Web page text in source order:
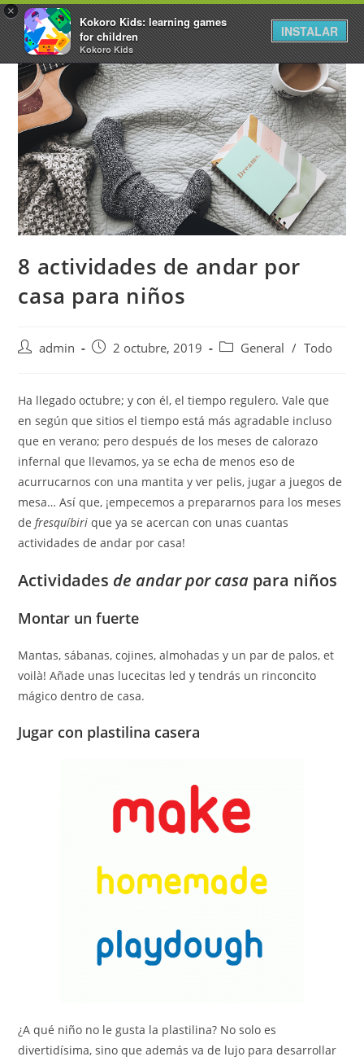
×
Kokoro Kids: learning games
for children
Kokoro Kids
INSTALAR
8 actividades de andar por
casa para niños
admin 2 octubre, 2019 General / Todo
Ha llegado octubre; y con él, el tiempo regulero. Vale que
en según que sitios el tiempo está más agradable incluso
que en verano; pero después de los meses de calorazo
infernal que llevamos, ya se echa de menos eso de
acurrucarnos con una mantita y ver pelis, jugar a juegos de
mesa… Así que, ¡empecemos a prepararnos para los meses
defresquíbiri que ya se acercan con unas cuantas
actividades de andar por casa!
Actividades de andar por casa para niños
Montar un fuerte
Mantas, sábanas, cojines, almohadas y un par de palos, et
voilà! Añade unas lucecitas led y tendrás un rinconcito
mágico dentro de casa.
Jugar con plastilina casera
¿A qué niño no le gusta la plastilina? No solo es
divertidísima, sino que además va de lujo para desarrollar